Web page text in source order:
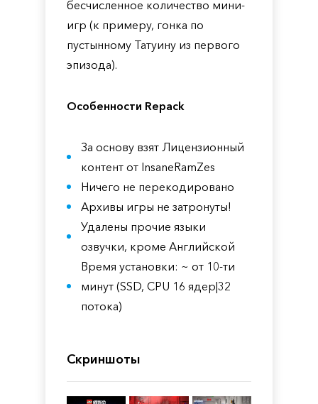
бесчисленное количество мини-
игр (к примеру, гонка по
пустынному Татуину из первого
эпизода).
Особенности Repack
За основу взят Лицензионный
контент от InsaneRamZes
Ничего не перекодировано
Архивы игры не затронуты!
Удалены прочие языки
озвучки, кроме Английской
Время установки: ~ от 10-ти
минут (SSD, CPU 16 ядер|32
потока)
Скриншоты